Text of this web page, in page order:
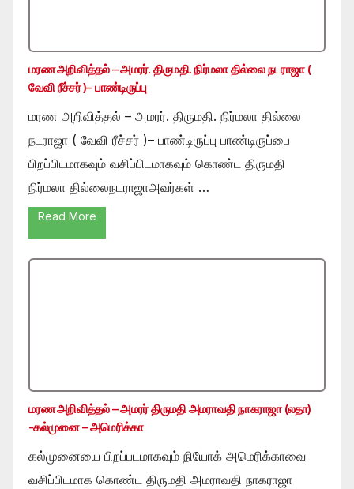
மரண அறிவித்தல் – அமரர். திருமதி. நிர்மலா தில்லை நடராஜா (
வேவி ரீச்சர் )– பாண்டிருப்பு
மரண அறிவித்தல் – அமரர். திருமதி. நிர்மலா தில்லை
நடராஜா ( வேவி ரீச்சர் )– பாண்டிருப்பு பாண்டிருப்பை
பிறப்பிடமாகவும் வசிப்பிடமாகவும் கொண்ட திருமதி
நிர்மலா தில்லைநடராஜாஅவர்கள் …
Read More
மரண அறிவித்தல் – அமரர் திருமதி அமராவதி நாகராஜா (லதா)
-கல்முனை – அமெரிக்கா
கல்முனையை பிறப்படமாகவும் நியோக் அமெரிக்காவை
வசிப்பிடமாக கொண்ட திருமதி அமராவதி நாகராஜா